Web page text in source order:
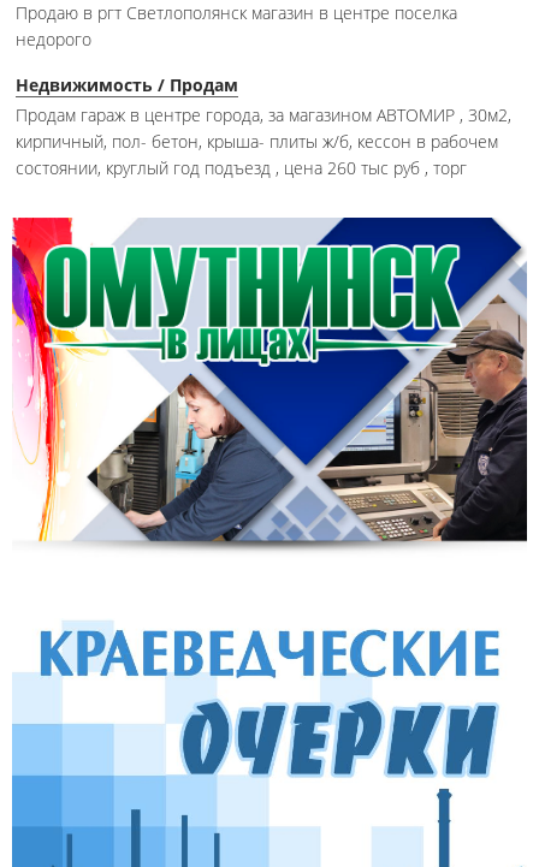
Продаю в ргт Светлополянск магазин в центре поселка
недорого
Недвижимость / Продам
Продам гараж в центре города, за магазином АВТОМИР , 30м2,
кирпичный, пол- бетон, крыша- плиты ж/б, кессон в рабочем
состоянии, круглый год подъезд , цена 260 тыс руб , торг